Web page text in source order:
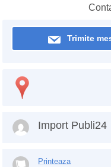
Trimite
Import Publi24
Printeaza